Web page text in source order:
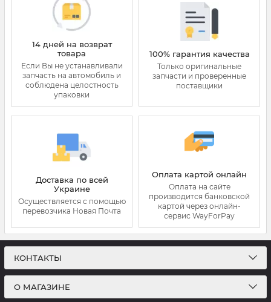
14 дней на возврат
товара
Если Вы не устанавливали
запчасть на автомобиль и
соблюдена целостность
упаковки
100% гарантия качества
Только оригинальные
запчасти и проверенные
поставщики
Доставка по всей
Украине
Осуществляется с помощью
перевозчика Новая Почта
Оплата картой онлайн
Оплата на сайте
производится банковской
картой через онлайн-
сервис WayForPay
КОНТАКТЫ
О МАГАЗИНЕ